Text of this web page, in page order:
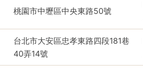
桃園市中壢區中央東路50號
台北市大安區忠孝東路四段181巷
40弄14號